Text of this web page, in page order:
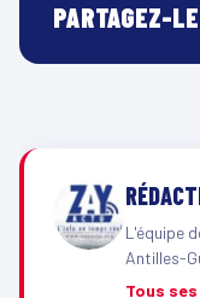
PARTAGEZ-LE
L'équipe
Antilles-
Tous